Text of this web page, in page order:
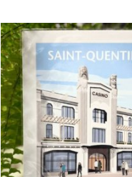
plusieurs
variations.
Les
options
peuvent
être
choisies
sur
la